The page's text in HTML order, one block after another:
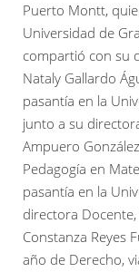
Puerto Montt,
Universidad de
compartió con su
Nataly Gallardo
pasantía en la
junto a su
Ampuero
Pedagogía en
pasantía en la
directora
Constanza Reyes
año de Derecho,